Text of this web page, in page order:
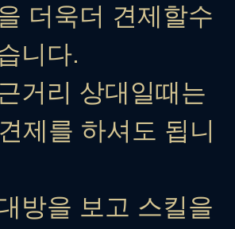
더욱더 견제할수
니다.
거리 상대일때는
제를 하셔도 됩니
방을 보고 스킬을